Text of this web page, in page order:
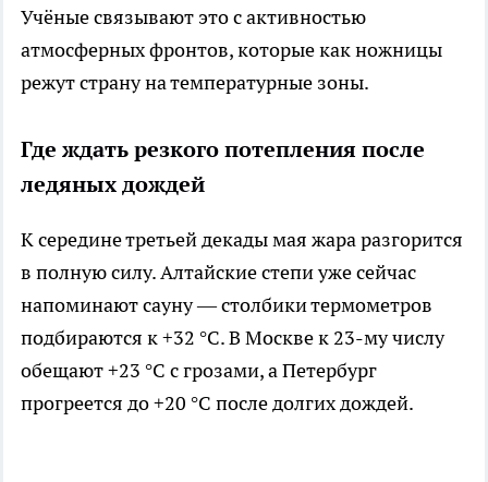
Учёные связывают это с активностью
атмосферных фронтов, которые как ножницы
режут страну на температурные зоны.
Где ждать резкого потепления после
ледяных дождей
К середине третьей декады мая жара разгорится
в полную силу. Алтайские степи уже сейчас
напоминают сауну — столбики термометров
подбираются к +32 °C. В Москве к 23-му числу
обещают +23 °C с грозами, а Петербург
прогреется до +20 °C после долгих дождей.